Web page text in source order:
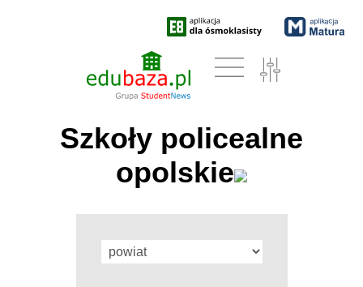
Szkoły policealne
opolskie